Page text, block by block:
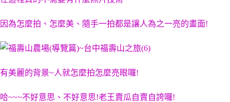
因為怎麼拍、怎麼美、隨手一拍都是讓人為之一亮的畫面!
有美麗的背景~人就怎麼拍怎麼亮眼囉!
哈~~~不好意思、不好意思!老王賣瓜自賣自誇囉!